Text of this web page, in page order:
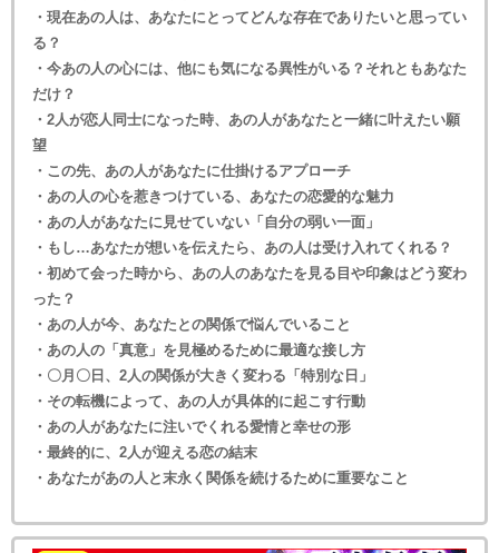
・現在あの人は、あなたにとってどんな存在でありたいと思ってい
る？
・今あの人の心には、他にも気になる異性がいる？それともあなた
だけ？
・2人が恋人同士になった時、あの人があなたと一緒に叶えたい願
望
・この先、あの人があなたに仕掛けるアプローチ
・あの人の心を惹きつけている、あなたの恋愛的な魅力
・あの人があなたに見せていない「自分の弱い一面」
・もし…あなたが想いを伝えたら、あの人は受け入れてくれる？
・初めて会った時から、あの人のあなたを見る目や印象はどう変わ
った？
・あの人が今、あなたとの関係で悩んでいること
・あの人の「真意」を見極めるために最適な接し方
・〇月〇日、2人の関係が大きく変わる「特別な日」
・その転機によって、あの人が具体的に起こす行動
・あの人があなたに注いでくれる愛情と幸せの形
・最終的に、2人が迎える恋の結末
・あなたがあの人と末永く関係を続けるために重要なこと